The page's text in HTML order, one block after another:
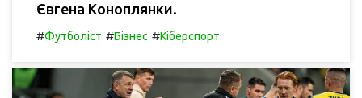
Євгена Коноплянки.
#Футболіст #Бізнес #Кіберспорт